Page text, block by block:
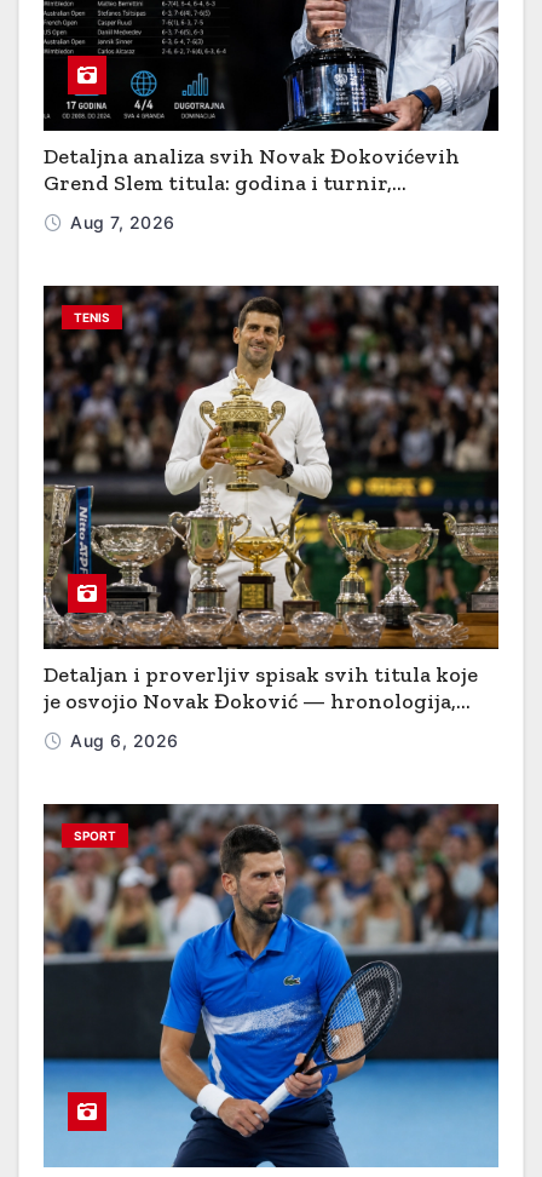
Detaljna analiza svih Novak Đokovićevih
Grend Slem titula: godina i turnir,
protivnik, rezultat, ključni momenti i uticaj
Aug 7, 2026
TENIS
Detaljan i proverljiv spisak svih titula koje
je osvojio Novak Đoković — hronologija,
podloge i ključni mečevi
Aug 6, 2026
SPORT